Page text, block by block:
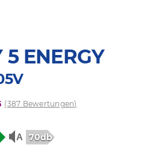
ENERGY
(387 Bewertungen)
70db